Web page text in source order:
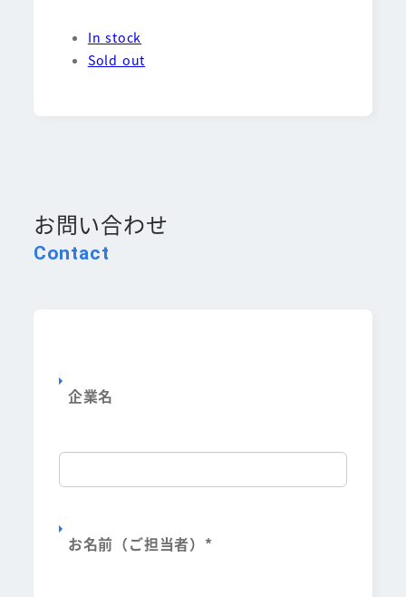
In stock
Sold out
Contact
お問い合わせ
企業名
お名前（ご担当者） *